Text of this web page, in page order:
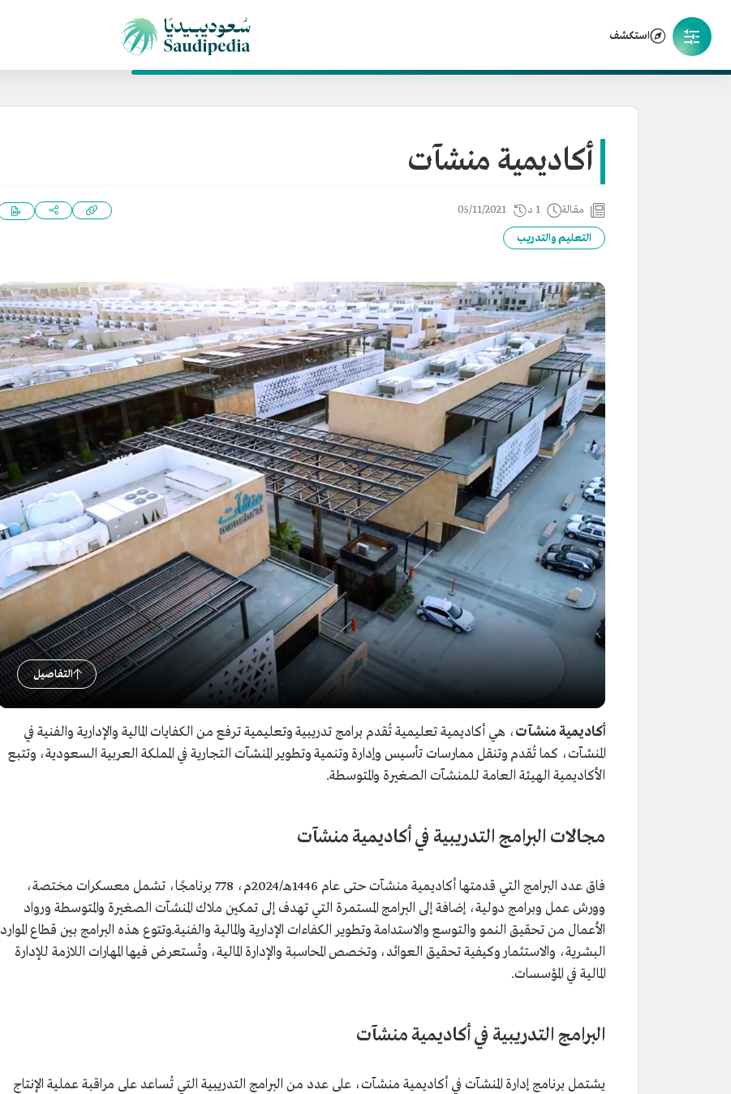
استكشف
أكاديمية منشآت
مقالة 1 د 05/11/2021
التعليم والتدريب
التفاصيل
أكاديمية منشآت، هي أكاديمية تعليمية تُقدم برامج تدريبية وتعليمية ترفع من الكفايات المالية والإدارية والفنية في
المنشآت، كما تُقدم وتنقل ممارسات تأسيس وإدارة وتنمية وتطوير المنشآت التجارية في المملكة العربية السعودية، وتتبع
الأكاديمية الهيئة العامة للمنشآت الصغيرة والمتوسطة.
مجالات البرامج التدريبية في أكاديمية منشآت
فاق عدد البرامج التي قدمتها أكاديمية منشآت حتى عام 1446هـ/2024م، 778 برنامجًا، تشمل معسكرات مختصة،
وورش عمل وبرامج دولية، إضافة إلى البرامج المستمرة التي تهدف إلى تمكين ملاك المنشآت الصغيرة والمتوسطة ورواد
الأعمال من تحقيق النمو والتوسع والاستدامة وتطوير الكفاءات الإدارية والمالية والفنية.وتتوع هذه البرامج بين قطاع الموارد
البشرية، والاستثمار وكيفية تحقيق العوائد، وتخصص المحاسبة والإدارة المالية، وتُستعرض فيها المهارات اللازمة للإدارة
المالية في المؤسسات.
البرامج التدريبية في أكاديمية منشآت
يشتمل برنامج إدارة المنشآت في أكاديمية منشآت، على عدد من البرامج التدريبية التي تُساعد على مراقبة عملية الإنتاج